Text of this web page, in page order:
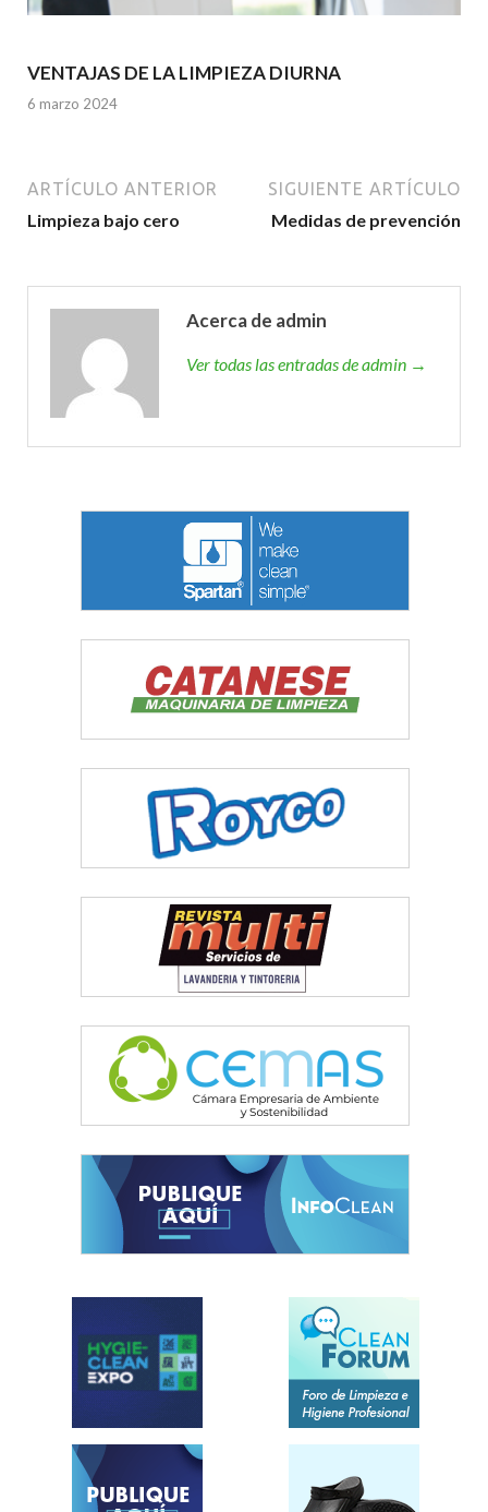
VENTAJAS DE LA LIMPIEZA DIURNA
6 marzo 2024
ARTÍCULO ANTERIOR
Limpieza bajo cero
SIGUIENTE ARTÍCULO
Medidas de prevención
Acerca de admin
Ver todas las entradas de admin →